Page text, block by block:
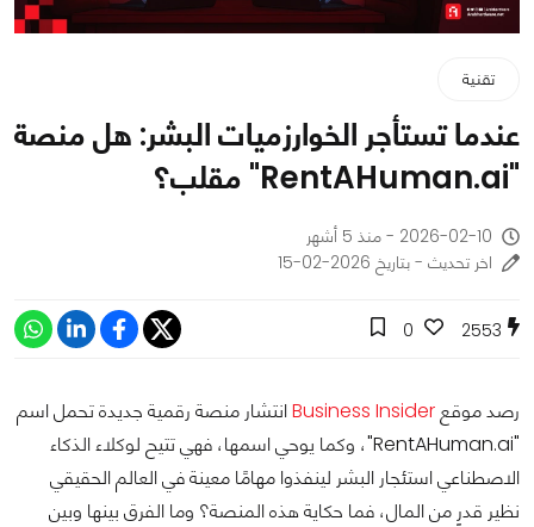
تقنية
عندما تستأجر الخوارزميات البشر: هل منصة
"RentAHuman.ai" مقلب؟
2026-02-10 - منذ 5 أشهر
اخر تحديث - بتاريخ 2026-02-15
2553
0
رصد موقع Business Insiderانتشار منصة رقمية جديدة تحمل اسم
"RentAHuman.ai"، وكما يوحي اسمها، فهي تتيح لوكلاء الذكاء
الاصطناعي استئجار البشر لينفذوا مهامًا معينة في العالم الحقيقي
نظير قدرٍ من المال، فما حكاية هذه المنصة؟ وما الفرق بينها وبين